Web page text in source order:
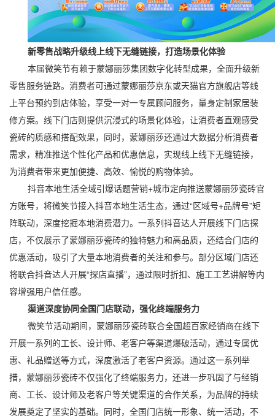
新零售战略升级线上线下无缝链接，打造场景化体验
本届微笑节有赖于蒙娜丽莎集团数字化转型成果，全面升级新
零售服务链路。消费者可通过蒙娜丽莎京东或天猫官方旗舰店等线
上平台预约到店体验，享受一对一专属顾问服务，量身定制家居装
修方案。线下门店则提供沉浸式的场景化体验，让消费者直观感受
瓷砖的质感和搭配效果，同时，蒙娜丽莎还通过大数据分析消费者
需求，精准推送个性化产品和优惠信息，实现线上线下无缝链接，
为消费者带来更加便捷、高效、愉悦的购物体验。
抖音本地生活全域引爆话题营销+城市定向推送蒙娜丽莎瓷砖官
方账号，将微笑节接入抖音本地生活生态，通过“区域号+品牌号”矩
阵联动，深度挖掘本地消费潜力。一系列抖音达人开展线下门店探
店，不仅展示了蒙娜丽莎瓷砖的独特魅力和高品质，还结合门店的
优惠活动，吸引了大量本地消费者的关注和参与。部分区域门店还
将联合抖音达人开展“探店直播”，通过限时折扣、施工工艺讲解等内
容增强用户信任感。
渠道深度协同全国门店联动，强化终端服务力
微笑节活动期间，蒙娜丽莎瓷砖联合全国超百家经销商在线下
开展一系列的工长、设计师、老客户等渠道爆破活动，通过专属优
惠、礼品赠送等方式，深度激活了老客户资源。通过这一系列举
措，蒙娜丽莎瓷砖不仅强化了终端服务力，还进一步巩固了与经销
商、工长、设计师及老客户等关键渠道的合作关系，为品牌的持续
发展奠定了坚实的基础。同时，全国门店统一形象、统一活动，不